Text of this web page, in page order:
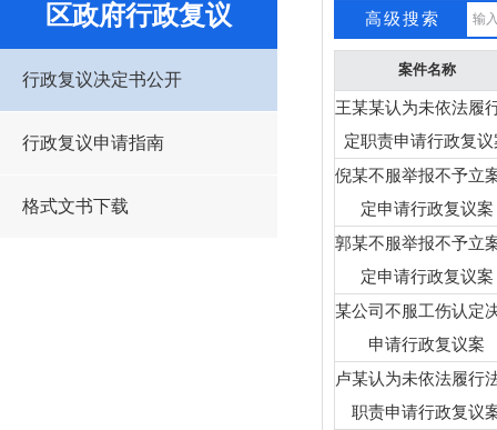
区政府行政复议
行政复议决定书公开
行政复议申请指南
格式文书下载
高级搜索
案件名称
王某某认为未依法履
定职责申请行政复议
倪某不服举报不予立
定申请行政复议案
郭某不服举报不予立
定申请行政复议案
某公司不服工伤认定
申请行政复议案
卢某认为未依法履行
职责申请行政复议